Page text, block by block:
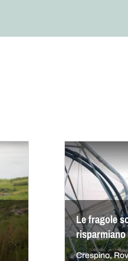
Le fragole
risparmiano
Crespino,